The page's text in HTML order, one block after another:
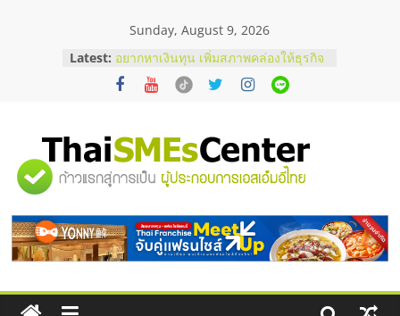
Sunday, August 9, 2026
Latest: อยากหาเงินทุน เพิ่มสภาพคล่องให้ธุรกิจ
เริ่มยังไงให้ผ่านฉลุย
สัมมนาออนไลน์ โอกาสบริหารสถานี
ThaiFranchise Meet Up จับคู่แฟรน
ไชส์ ครั้งที่ 8
ร้านเครื่องเสียงคุณภาพสูง พร้อม
บริษัท Cybersecurity ในไทยที่ไหนดี?
วิธีเลือกผู้ให้บริการให้คุ้มค่าและตอบ
โจทย์ธุรกิจ
"ศูนย์
รวม
ข้อมูล